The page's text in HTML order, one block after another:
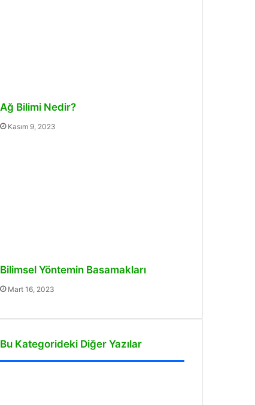
Ağ Bilimi Nedir?
Kasım 9, 2023
Bilimsel Yöntemin Basamakları
Mart 16, 2023
Bu Kategorideki Diğer Yazılar